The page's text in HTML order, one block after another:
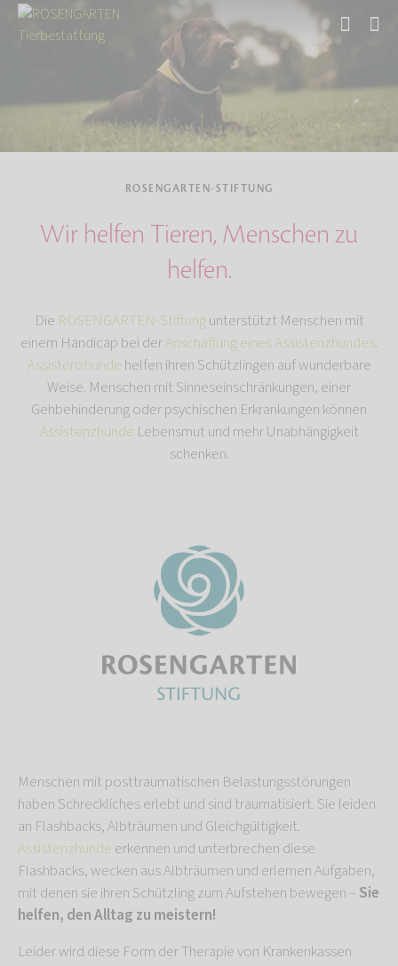
ROSENGARTEN-STIFTUNG
Wir helfen Tieren, Menschen zu
helfen.
Die ROSENGARTEN-Stiftungunterstützt Menschen mit
einem Handicap bei derAnschaffung eines Assistenzhundes.
Assistenzhunde helfen ihren Schützlingen auf wunderbare
Weise. Menschen mit Sinneseinschränkungen, einer
Gehbehinderung oder psychischen Erkrankungen können
Assistenzhunde Lebensmut und mehr Unabhängigkeit
schenken.
Menschen mit posttraumatischen Belastungsstörungen
haben Schreckliches erlebt und sind traumatisiert. Sie leiden
an Flashbacks, Albträumen und Gleichgültigkeit.
Assistenzhunde erkennen und unterbrechen diese
Flashbacks, wecken aus Albträumen und erlernen Aufgaben,
mit denen sie ihren Schützling zum Aufstehen bewegen – Sie
helfen, den Alltag zu meistern!
Leider wird diese Form der Therapie von Krankenkassen